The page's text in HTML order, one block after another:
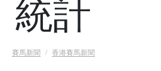
統計
賽馬新聞 香港賽馬新聞